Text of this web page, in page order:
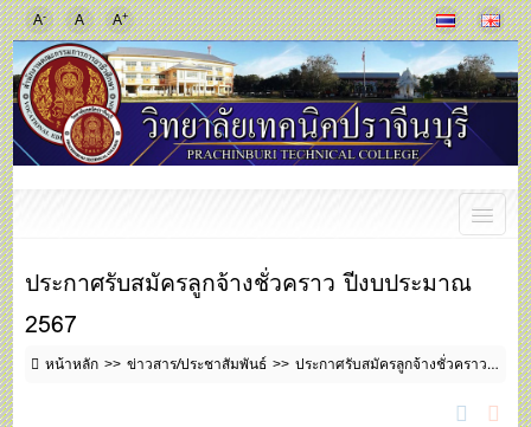
A- A A+
ประกาศรับสมัครลูกจ้างชั่วคราว ปีงบประมาณ
2567
หน้าหลัก ข่าวสาร/ประชาสัมพันธ์ ประกาศรับสมัครลูกจ้างชั่วคราว ปีงบประมาณ 2567